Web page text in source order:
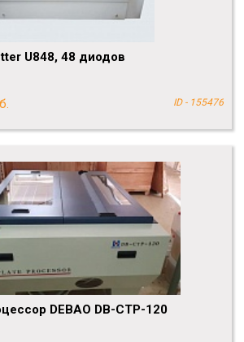
U848, 48 диодов
ID - 155476
DEBAO DB-CTP-120